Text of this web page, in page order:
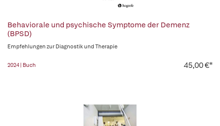
Behaviorale und psychische Symptome der Demenz
(BPSD)
Empfehlungen zur Diagnostik und Therapie
2024 | Buch 45,00 €*